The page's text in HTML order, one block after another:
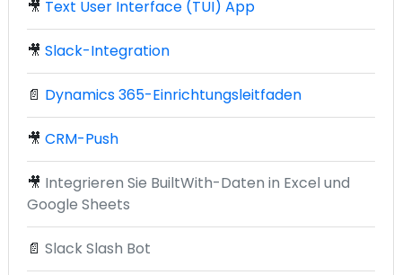
🎥 Text User Interface (TUI) App
🎥 Slack-Integration
📄 Dynamics 365-Einrichtungsleitfaden
🎥 CRM-Push
🎥 Integrieren Sie BuiltWith-Daten in Excel und
Google Sheets
📄 Slack Slash Bot